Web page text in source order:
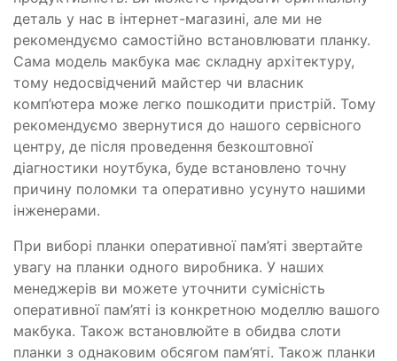
деталь у нас в інтернет-магазині, але ми не
рекомендуємо самостійно встановлювати планку.
Сама модель макбука має складну архітектуру,
тому недосвідчений майстер чи власник
комп’ютера може легко пошкодити пристрій. Тому
рекомендуємо звернутися до нашого сервісного
центру, де після проведення безкоштовної
діагностики ноутбука, буде встановлено точну
причину поломки та оперативно усунуто нашими
інженерами.
При виборі планки оперативної пам’яті звертайте
увагу на планки одного виробника. У наших
менеджерів ви можете уточнити сумісність
оперативної пам’яті із конкретною моделлю вашого
макбука. Також встановлюйте в обидва слоти
планки з однаковим обсягом пам’яті. Також планки